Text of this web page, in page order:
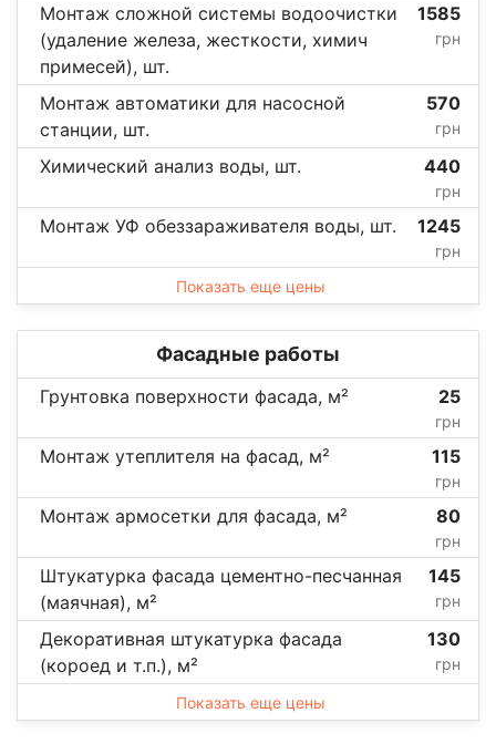
Монтаж сложной системы водоочистки
(удаление железа, жесткости, химич
примесей), шт.
1585
грн
Монтаж автоматики для насосной
станции, шт.
570
грн
Химический анализ воды, шт. 440
грн
Монтаж УФ обеззараживателя воды, шт. 1245
грн
Показать еще цены
Фасадные работы
Грунтовка поверхности фасада, м² 25
грн
Монтаж утеплителя на фасад, м² 115
грн
Монтаж армосетки для фасада, м² 80
грн
Штукатурка фасада цементно-песчанная
(маячная), м²
145
грн
Декоративная штукатурка фасада
(короед и т.п.), м²
130
грн
Показать еще цены